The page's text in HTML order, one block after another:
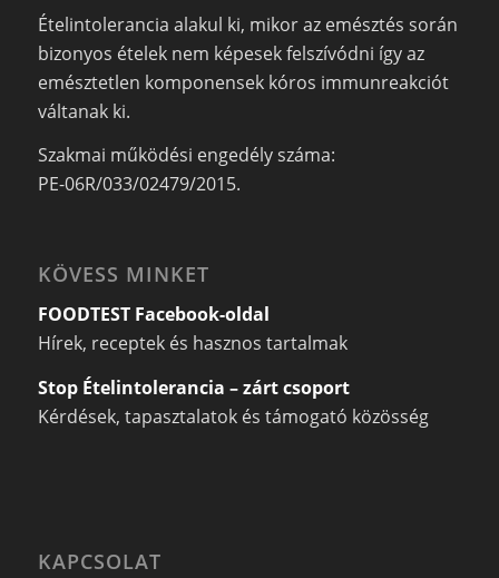
Ételintolerancia alakul ki, mikor az emésztés során
bizonyos ételek nem képesek felszívódni így az
emésztetlen komponensek kóros immunreakciót
váltanak ki.
Szakmai működési engedély száma:
PE-06R/033/02479/2015.
KÖVESS MINKET
FOODTEST Facebook-oldal
Hírek, receptek és hasznos tartalmak
Stop Ételintolerancia – zárt csoport
Kérdések, tapasztalatok és támogató közösség
KAPCSOLAT